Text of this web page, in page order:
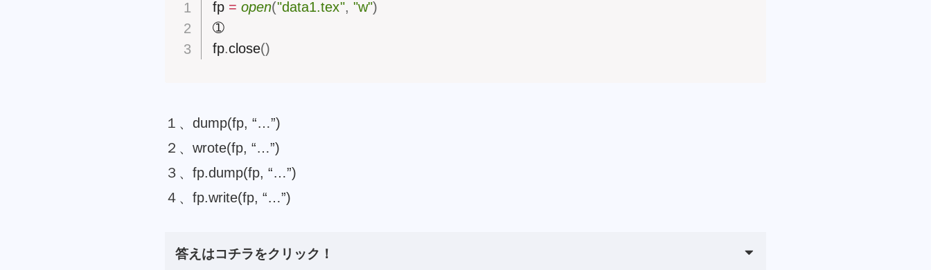
fp = open("data1.tex", "w")
➀
fp.close()
１、dump(fp, “…”)
２、wrote(fp, “…”)
３、fp.dump(fp, “…”)
４、fp.write(fp, “…”)
答えはコチラをクリック！